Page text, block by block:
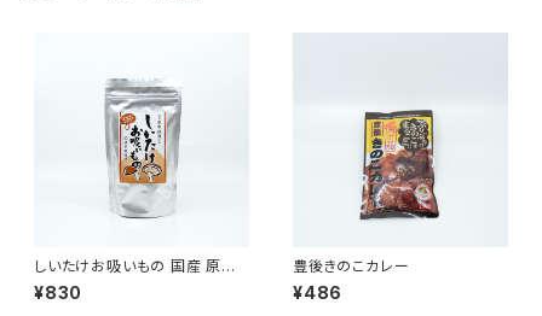
しいたけお吸いもの 国産 原木
椎茸 80g (20g×4袋)
¥830
豊後きのこカレー
¥486